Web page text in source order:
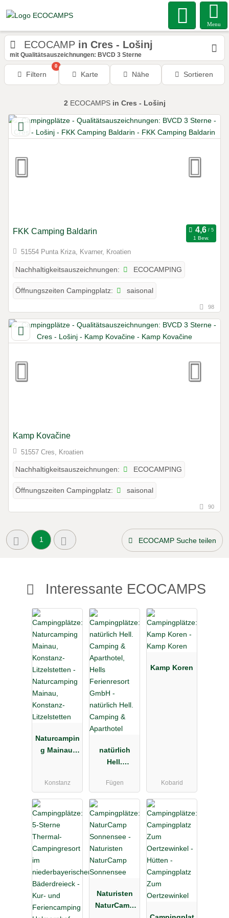
Menu
ECOCAMP in Cres - Lošinj
mit Qualitätsauszeichnungen: BVCD 3 Sterne
Filtern
0
Karte Nähe Sortieren
2 ECOCAMPS in Cres - Lošinj
FKK Camping Baldarin
1 Bew.
51554 Punta Kriza, Kvarner, Kroatien
Nachhaltigkeitsauszeichnungen: ECOCAMPING
Öffnungszeiten Campingplatz: saisonal
98
Kamp Kovačine
51557 Cres, Kroatien
Nachhaltigkeitsauszeichnungen: ECOCAMPING
Öffnungszeiten Campingplatz: saisonal
90
1 ECOCAMP Suche teilen
Interessante ECOCAMPS
Naturcampin
g Mainau,
Konstanz
natürlich
Hell.
Aparthotel
Fügen
Kamp Koren
Kobarid
Naturisten
NaturCamp